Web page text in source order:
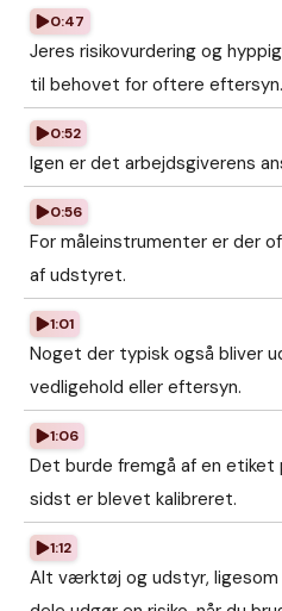
0:47
Jeres risikovurdering og
til behovet for oftere eftersyn.
0:52
Igen er det arbejdsgiverens
0:56
For måleinstrumenter er der
af udstyret.
1:01
Noget der typisk også bliver
vedligehold eller eftersyn.
1:06
Det burde fremgå af en
sidst er blevet kalibreret.
1:12
Alt værktøj og udstyr,